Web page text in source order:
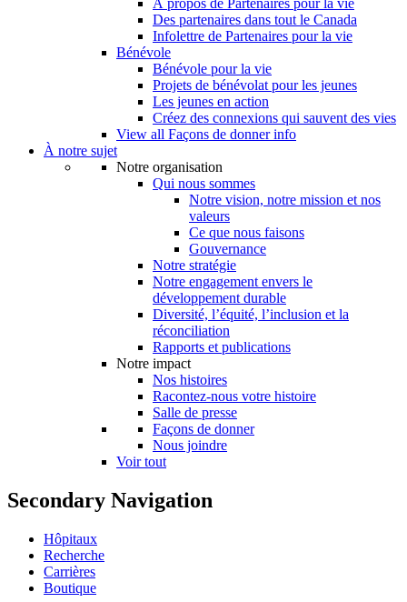
À propos de Partenaires pour la vie
Des partenaires dans tout le Canada
Infolettre de Partenaires pour la vie
Bénévole
Bénévole pour la vie
Projets de bénévolat pour les jeunes
Les jeunes en action
Créez des connexions qui sauvent des vies
View all Façons de donner info
À notre sujet
Notre organisation
Qui nous sommes
Notre vision, notre mission et nos
valeurs
Ce que nous faisons
Gouvernance
Notre stratégie
Notre engagement envers le
développement durable
Diversité, l’équité, l’inclusion et la
réconciliation
Rapports et publications
Notre impact
Nos histoires
Racontez-nous votre histoire
Salle de presse
Façons de donner
Nous joindre
Voir tout
Secondary Navigation
Hôpitaux
Recherche
Carrières
Boutique